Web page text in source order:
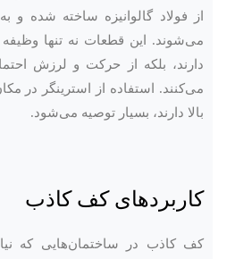
از فولاد گالوانیزه ساخته
می‌شوند. این قطعات نه تنها وظیفه
دارند، بلکه از حرکت و لرزش
می‌کنند. استفاده از استرینگر در
بالا دارند، بسیار توصیه می‌شود.
کاربردهای کف کاذب
کف کاذب در ساختمان‌هایی که